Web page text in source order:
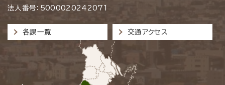
法人番号：5000020242071
各課一覧 交通アクセス